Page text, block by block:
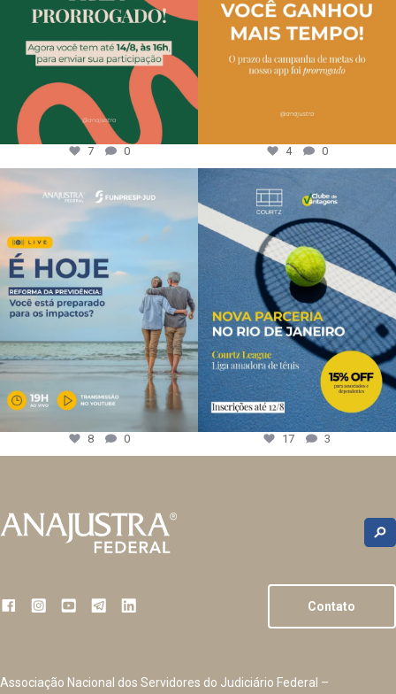
7 0 4 0
8 0 17 3
Contato
Associação Nacional dos Servidores do Judiciário Federal –